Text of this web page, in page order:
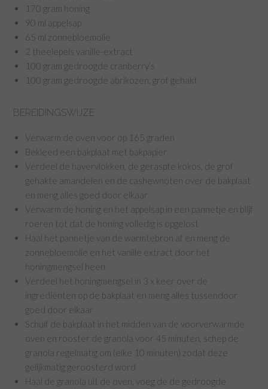
170 gram honing
90 ml appelsap
65 ml zonnebloemolie
2 theelepels vanille-extract
100 gram gedroogde cranberry’s
100 gram gedroogde abrikozen, grof gehakt
BEREIDINGSWIJZE :
Verwarm de oven voor op 165 graden
Bekleed een bakplaat met bakpapier
Verdeel de havervlokken, de geraspte kokos, de grof
gehakte amandelen en de cashewnoten over de bakplaat
en meng alles goed door elkaar
Verwarm de honing en het appelsap in een pannetje en blijf
roeren tot dat de honing volledig is opgelost
Haal het pannetje van de warmtebron af en meng de
zonnebloemolie en het vanille extract door het
honingmengsel heen
Verdeel het honingmengsel in 3 x keer over de
ingrediënten op de bakplaat en meng alles tussendoor
goed door elkaar
Schuif de bakplaat in het midden van de voorverwarmde
oven en rooster de granola voor 45 minuten, schep de
granola regelmatig om (elke 10 minuten) zodat deze
gelijkmatig geroosterd word
Haal de granola uit de oven, voeg de de gedroogde